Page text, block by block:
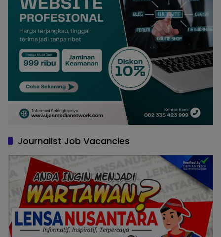
Journalist Job Vacancies